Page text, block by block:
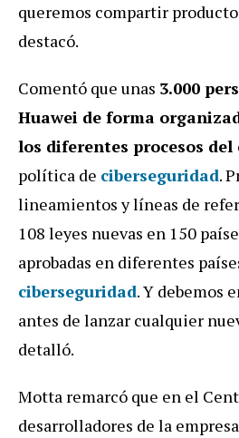
queremos compartir
destacó.
Comentó que unas 3.000
Huawei de forma
los diferentes procesos del
política de ciberseguridad.
lineamientos y líneas de
108 leyes nuevas en 150
aprobadas en diferentes
ciberseguridad. Y debemos
antes de lanzar cualquier
detalló.
Motta remarcó que en el
desarrolladores de la